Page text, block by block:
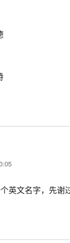
英文名字，先谢